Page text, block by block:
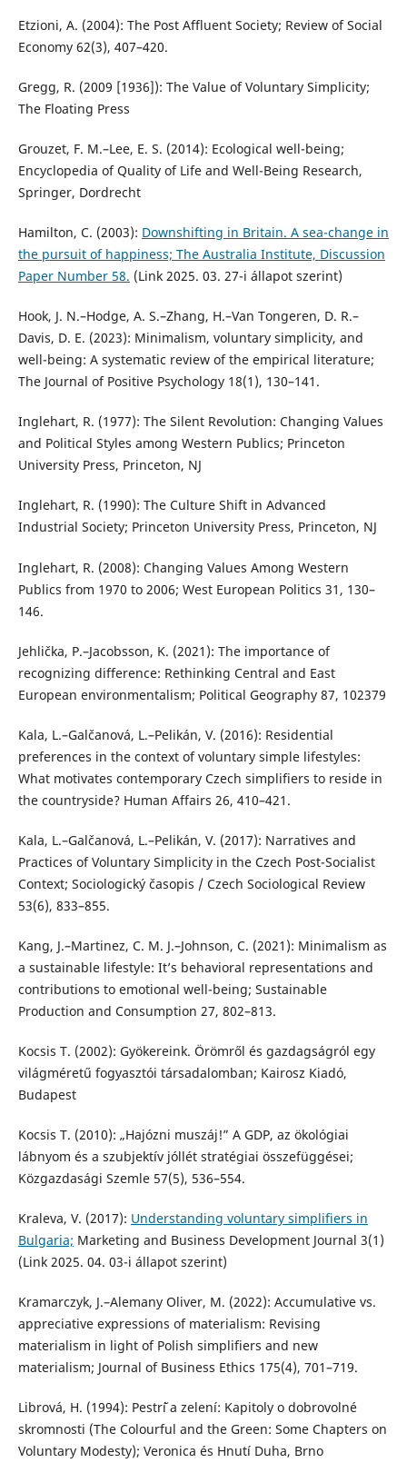
Etzioni, A. (2004): The Post Affluent Society; Review of Social
Economy 62(3), 407–420.
Gregg, R. (2009 [1936]): The Value of Voluntary Simplicity;
The Floating Press
Grouzet, F. M.–Lee, E. S. (2014): Ecological well-being;
Encyclopedia of Quality of Life and Well-Being Research,
Springer, Dordrecht
Hamilton, C. (2003): Downshifting in Britain. A sea-change in
the pursuit of happiness; The Australia Institute, Discussion
Paper Number 58. (Link 2025. 03. 27-i állapot szerint)
Hook, J. N.–Hodge, A. S.–Zhang, H.–Van Tongeren, D. R.–
Davis, D. E. (2023): Minimalism, voluntary simplicity, and
well-being: A systematic review of the empirical literature;
The Journal of Positive Psychology 18(1), 130–141.
Inglehart, R. (1977): The Silent Revolution: Changing Values
and Political Styles among Western Publics; Princeton
University Press, Princeton, NJ
Inglehart, R. (1990): The Culture Shift in Advanced
Industrial Society; Princeton University Press, Princeton, NJ
Inglehart, R. (2008): Changing Values Among Western
Publics from 1970 to 2006; West European Politics 31, 130–
146.
Jehlička, P.–Jacobsson, K. (2021): The importance of
recognizing difference: Rethinking Central and East
European environmentalism; Political Geography 87, 102379
Kala, L.–Galčanová, L.–Pelikán, V. (2016): Residential
preferences in the context of voluntary simple lifestyles:
What motivates contemporary Czech simplifiers to reside in
the countryside? Human Affairs 26, 410–421.
Kala, L.–Galčanová, L.–Pelikán, V. (2017): Narratives and
Practices of Voluntary Simplicity in the Czech Post-Socialist
Context; Sociologický časopis / Czech Sociological Review
53(6), 833–855.
Kang, J.–Martinez, C. M. J.–Johnson, C. (2021): Minimalism as
a sustainable lifestyle: It’s behavioral representations and
contributions to emotional well-being; Sustainable
Production and Consumption 27, 802–813.
Kocsis T. (2002): Gyökereink. Örömről és gazdagságról egy
világméretű fogyasztói társadalomban; Kairosz Kiadó,
Budapest
Kocsis T. (2010): „Hajózni muszáj!” A GDP, az ökológiai
lábnyom és a szubjektív jóllét stratégiai összefüggései;
Közgazdasági Szemle 57(5), 536–554.
Kraleva, V. (2017): Understanding voluntary simplifiers in
Bulgaria; Marketing and Business Development Journal 3(1)
(Link 2025. 04. 03-i állapot szerint)
Kramarczyk, J.–Alemany Oliver, M. (2022): Accumulative vs.
appreciative expressions of materialism: Revising
materialism in light of Polish simplifiers and new
materialism; Journal of Business Ethics 175(4), 701–719.
Librová, H. (1994): Pestr˘í a zelení: Kapitoly o dobrovolné
skromnosti (The Colourful and the Green: Some Chapters on
Voluntary Modesty); Veronica és Hnutí Duha, Brno